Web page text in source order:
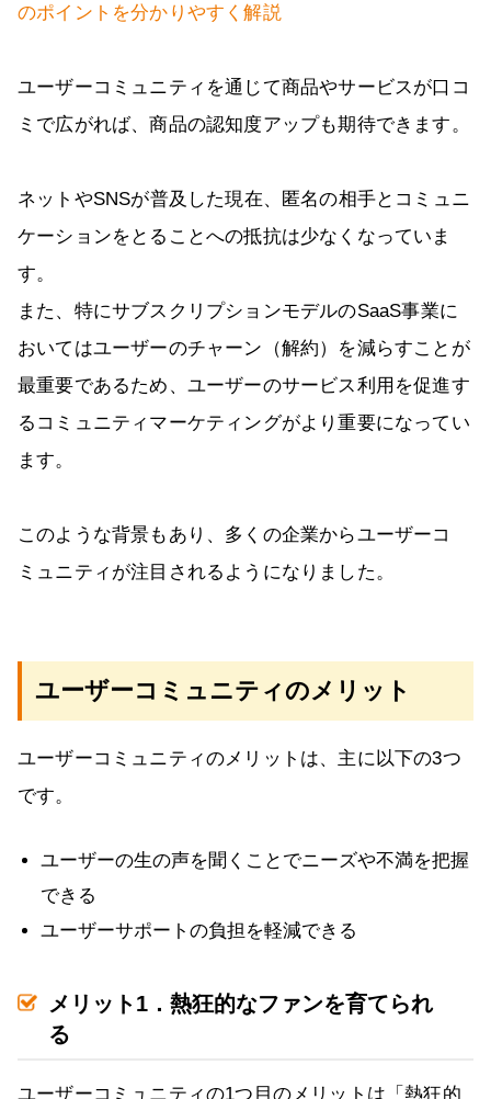
のポイントを分かりやすく解説
ユーザーコミュニティを通じて商品やサービスが口コ
ミで広がれば、商品の認知度アップも期待できます。
ネットやSNSが普及した現在、匿名の相手とコミュニ
ケーションをとることへの抵抗は少なくなっていま
す。
また、特にサブスクリプションモデルのSaaS事業に
おいてはユーザーのチャーン（解約）を減らすことが
最重要であるため、ユーザーのサービス利用を促進す
るコミュニティマーケティングがより重要になってい
ます。
このような背景もあり、多くの企業からユーザーコ
ミュニティが注目されるようになりました。
ユーザーコミュニティのメリット
ユーザーコミュニティのメリットは、主に以下の3つ
です。
ユーザーの生の声を聞くことでニーズや不満を把握
できる
ユーザーサポートの負担を軽減できる
メリット1．熱狂的なファンを育てられ
る
ユーザーコミュニティの1つ目のメリットは「熱狂的